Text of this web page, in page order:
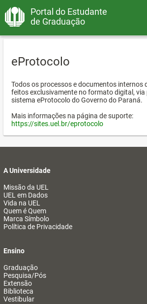
Portal do Estudante
de Graduação
eProtocolo
Todos os processos e documentos internos
feitos exclusivamente no formato digital,
sistema eProtocolo do Governo do Paraná.
Mais informações na página de suporte:
https://sites.uel.br/eprotocolo
A Universidade
Missão da UEL
UEL em Dados
Vida na UEL
Quem é Quem
Marca Símbolo
Política de Privacidade
Ensino
Graduação
Pesquisa/Pós
Extensão
Biblioteca
Vestibular